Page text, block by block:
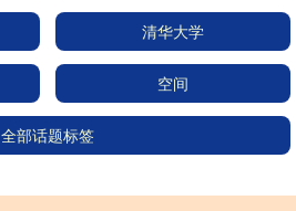
清华大学
空间
全部话题标签